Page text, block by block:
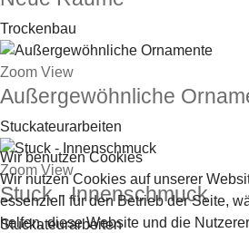
Trockenbau
Zoom View
Außergewöhnliche
Stuckateurarbeiten
Zoom View
Stuck - Innenschmuck
Stuckateurarbeiten
Wir benutzen Cookies
Wir nutzen Cookies auf unserer
essenziell für den Betrieb der Seite,
helfen, diese Website und die